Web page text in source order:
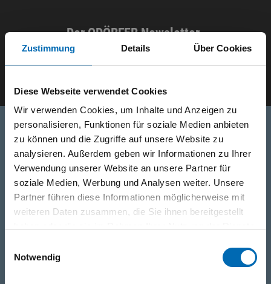
Zustimmung Details Über Cookies
Diese Webseite verwendet Cookies
Wir verwenden Cookies, um Inhalte und Anzeigen zu
personalisieren, Funktionen für soziale Medien anbieten
zu können und die Zugriffe auf unsere Website zu
analysieren. Außerdem geben wir Informationen zu Ihrer
Verwendung unserer Website an unsere Partner für
soziale Medien, Werbung und Analysen weiter. Unsere
Partner führen diese Informationen möglicherweise mit
weiteren Daten zusammen, die Sie ihnen bereitgestellt
Notwendig
Der ODÖRFER Newsletter
E-Mail eingeben
Telefon
0316/2771-0 (Mo - Do: 07:30 - 17:00 Uhr Fr: 07:30 - 13:00 Uhr)
WhatsApp